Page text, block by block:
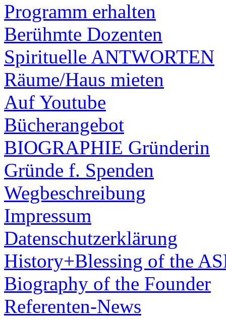
Programm erhalten
Berühmte Dozenten
Spirituelle ANTWORTEN
Räume/Haus mieten
Auf Youtube
Bücherangebot
BIOGRAPHIE Gründerin
Gründe f. Spenden
Wegbeschreibung
Impressum
Datenschutzerklärung
History+Blessing of the
Biography of the Founder
Referenten-News